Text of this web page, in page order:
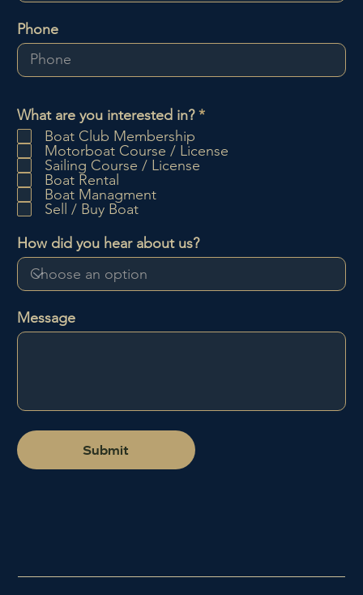
Message
Submit
Phone
What are you interested in?*P
i
d
Boat Club Membership
Motorboat Course / License
Sailing Course / License
Boat Rental
Boat Managment
Sell / Buy Boat
How did you hear about us?